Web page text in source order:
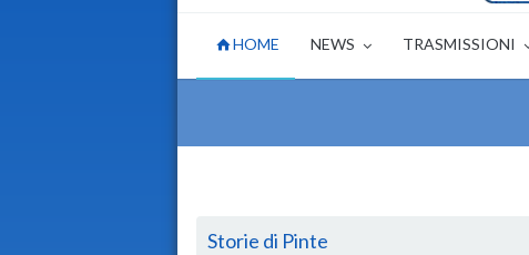
HOME NEWS TRASMISSIONI
Storie di Pinte